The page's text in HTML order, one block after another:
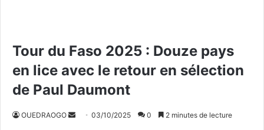
Tour du Faso 2025 : Douze pays
en lice avec le retour en sélection
de Paul Daumont
OUEDRAOGO 03/10/2025 0 2 minutes de lecture